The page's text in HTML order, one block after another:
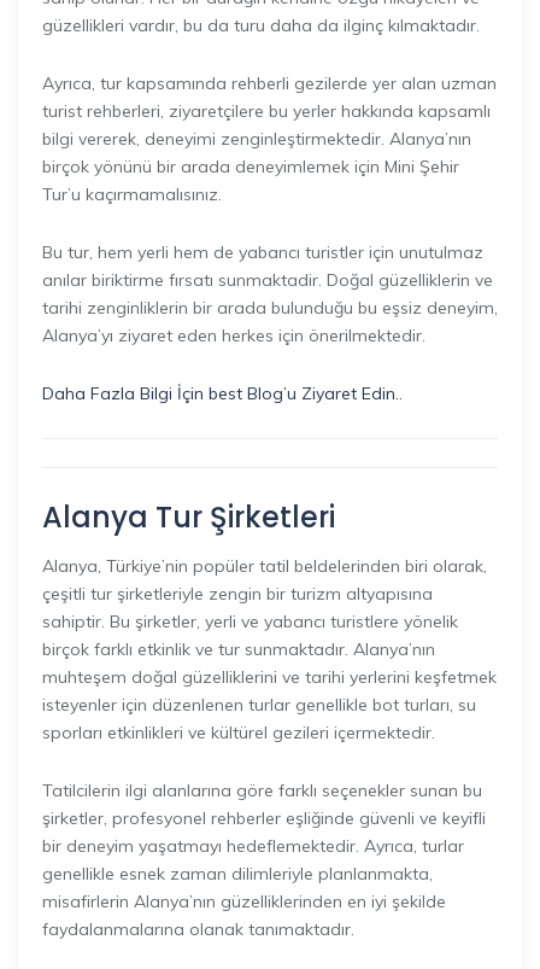
güzellikleri vardır, bu da turu daha da ilginç kılmaktadır.
Ayrıca, tur kapsamında rehberli gezilerde yer alan uzman
turist rehberleri, ziyaretçilere bu yerler hakkında kapsamlı
bilgi vererek, deneyimi zenginleştirmektedir. Alanya’nın
birçok yönünü bir arada deneyimlemek için Mini Şehir
Tur’u kaçırmamalısınız.
Bu tur, hem yerli hem de yabancı turistler için unutulmaz
anılar biriktirme fırsatı sunmaktadir. Doğal güzelliklerin ve
tarihi zenginliklerin bir arada bulunduğu bu eşsiz deneyim,
Alanya’yı ziyaret eden herkes için önerilmektedir.
Daha Fazla Bilgi İçin best Blog’u Ziyaret Edin..
Alanya Tur Şirketleri
Alanya, Türkiye’nin popüler tatil beldelerinden biri olarak,
çeşitli tur şirketleriyle zengin bir turizm altyapısına
sahiptir. Bu şirketler, yerli ve yabancı turistlere yönelik
birçok farklı etkinlik ve tur sunmaktadır. Alanya’nın
muhteşem doğal güzelliklerini ve tarihi yerlerini keşfetmek
isteyenler için düzenlenen turlar genellikle bot turları, su
sporları etkinlikleri ve kültürel gezileri içermektedir.
Tatilcilerin ilgi alanlarına göre farklı seçenekler sunan bu
şirketler, profesyonel rehberler eşliğinde güvenli ve keyifli
bir deneyim yaşatmayı hedeflemektedir. Ayrıca, turlar
genellikle esnek zaman dilimleriyle planlanmakta,
misafirlerin Alanya’nın güzelliklerinden en iyi şekilde
faydalanmalarına olanak tanımaktadır.